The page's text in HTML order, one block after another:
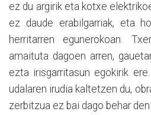
ez du argirik eta kotxe
ez daude erabilgarriak, eta
herritarren egunerokoan.
amaituta dagoen arren,
ezta irisgarritasun egokirik
udalaren irudia kaltetzen du,
zerbitzua ez bai dago behar